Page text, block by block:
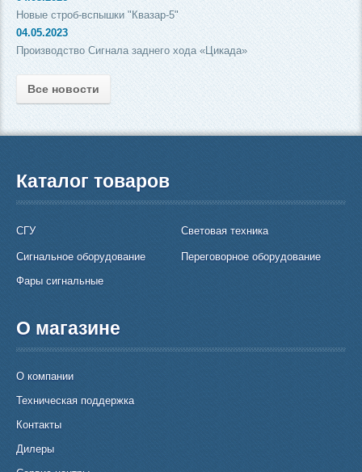
Новые строб-вспышки "Квазар-5"
04.05.2023
Производство Сигнала заднего хода «Цикада»
Все новости
Каталог товаров
СГУ Световая техника
Сигнальное оборудование
Переговорное оборудование
Фары сигнальные
О магазине
О компании
Техническая поддержка
Контакты
Дилеры